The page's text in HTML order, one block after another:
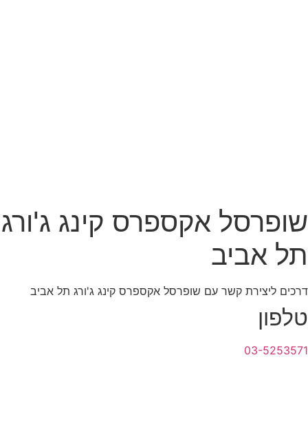
שופרסל אקספרס קינג ג'ורג
תל אביב
דרכים ליצירת קשר עם שופרסל אקספרס קינג ג'ורג תל אביב
טלפון
03-5253571